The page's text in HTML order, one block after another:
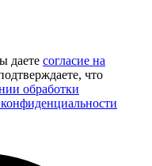
даете согласие на
что
обработки